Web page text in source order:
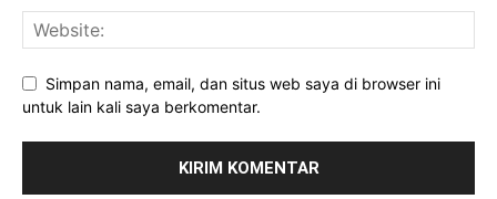
Simpan nama, email, dan situs web saya di browser ini
untuk lain kali saya berkomentar.